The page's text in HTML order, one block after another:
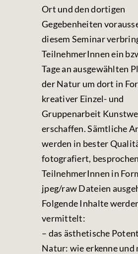
Ort und den dortigen
Gegebenheiten
diesem Seminar
TeilnehmerInnen ein
Tage an ausgewählten
der Natur um dort in
kreativer Einzel- und
Gruppenarbeit
erschaffen. Sämtliche
werden in bester
fotografiert,
TeilnehmerInnen in
jpeg/raw Dateien
Folgende Inhalte
vermittelt:
– das ästhetische
Natur: wie erkenne und